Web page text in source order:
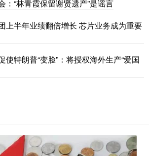
：“林青霞保留谢贤遗产”是谣言
上半年业绩翻倍增长 芯片业务成为重要
使特朗普“变脸”：将授权海外生产“爱国